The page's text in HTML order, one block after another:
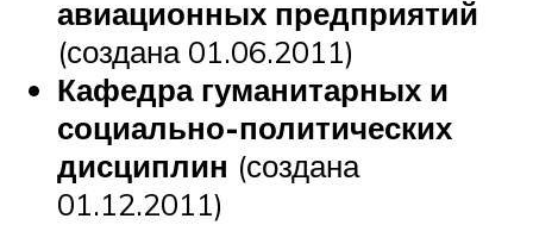
авиационных предприятий
(создана 01.06.2011)
Кафедра гуманитарных и
социально-политических
дисциплин (создана
01.12.2011)